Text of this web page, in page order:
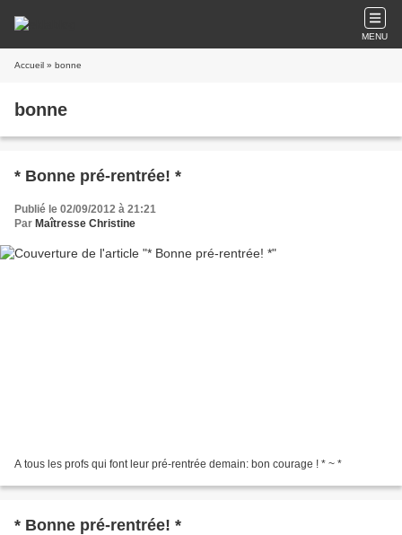
MENU
Accueil » bonne
bonne
* Bonne pré-rentrée! *
Publié le 02/09/2012 à 21:21
Par Maîtresse Christine
A tous les profs qui font leur pré-rentrée demain: bon courage ! * ~ *
* Bonne pré-rentrée! *